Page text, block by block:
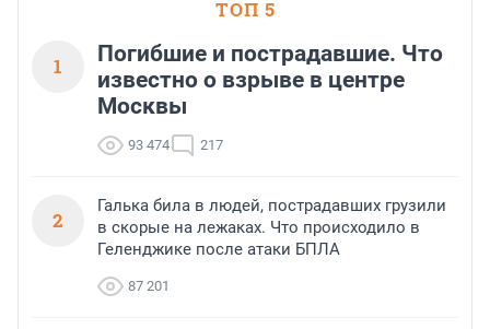
ТОП 5
1
Погибшие и пострадавшие. Что
известно о взрыве в центре
Москвы
93 474 217
2
Галька била в людей, пострадавших грузили
в скорые на лежаках. Что происходило в
Геленджике после атаки БПЛА
87 201